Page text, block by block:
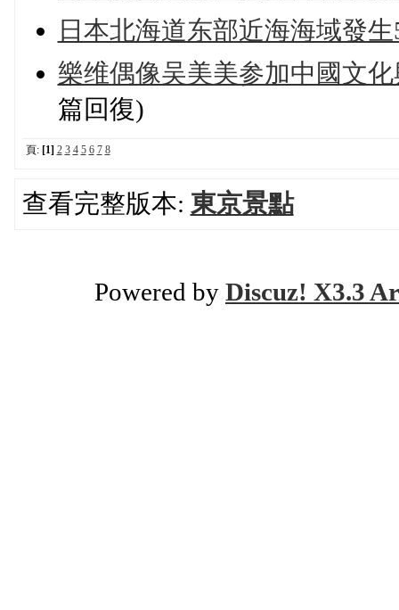
日本北海道东部近海海域發
樂维偶像吴美美参加中國文
篇回復)
頁: [1] 2 3 4 5 6 7 8
查看完整版本: 東京景點
Powered by Discuz! X3.3